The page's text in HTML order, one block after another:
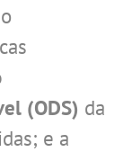
(ODS) da
e a